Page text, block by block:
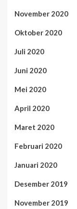
November 2020
Oktober 2020
Juli 2020
Juni 2020
Mei 2020
April 2020
Maret 2020
Februari 2020
Januari 2020
Desember 2019
November 2019